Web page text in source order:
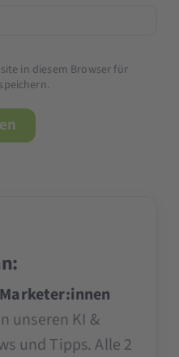
in diesem Browser für
unseren KI &
und Tipps. Alle 2